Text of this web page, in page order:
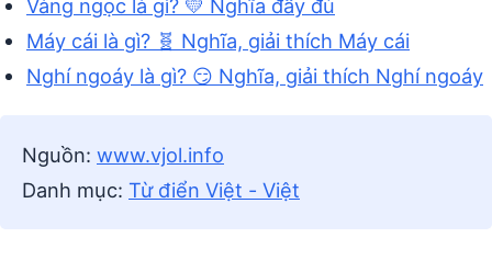
Vàng ngọc là gì? 💛 Nghĩa đầy đủ
Máy cái là gì? 🧬 Nghĩa, giải thích Máy cái
Nghí ngoáy là gì? 😏 Nghĩa, giải thích Nghí ngoáy
Nguồn: www.vjol.info
Danh mục: Từ điển Việt - Việt